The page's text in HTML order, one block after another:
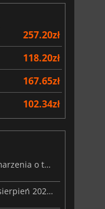
257.20zł
118.20zł
167.65zł
102.34zł
Wyciek ceny Steam Frame przekreśla marzenia o tanim zestawie VR
Premiery gier wideo w tym tygodniu – sierpień 2026 r. (32. tydzień)